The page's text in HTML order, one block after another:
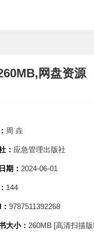
网盘资源
周 垚
： 应急管理出版社
期： 2024-06-01
144
9787511392268
大小： 260MB [高清扫描